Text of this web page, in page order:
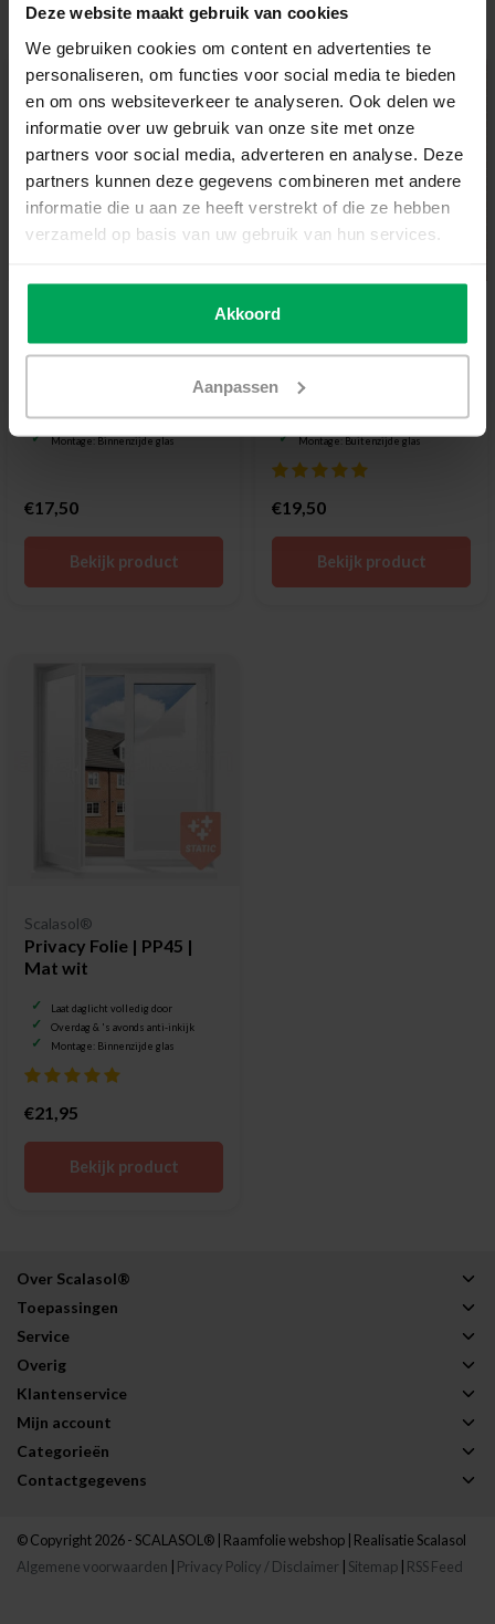
Deze website maakt gebruik van cookies
We gebruiken cookies om content en advertenties te
personaliseren, om functies voor social media te bieden
en om ons websiteverkeer te analyseren. Ook delen we
informatie over uw gebruik van onze site met onze
partners voor social media, adverteren en analyse. Deze
partners kunnen deze gegevens combineren met andere
informatie die u aan ze heeft verstrekt of die ze hebben
verzameld op basis van uw gebruik van hun services.
Akkoord
Aanpassen
Motief Privacy
Raamfolie | MR20 |
Laat daglicht volledig door
Montage: Binnenzijde glas
€17,50
Bekijk product
Scalasol®
Privacy Folie | P1WV |
Wit | Eenrichtingszicht
Geperforeerde raamfolie
Montage: Buitenzijde glas
€19,50
Bekijk product
Scalasol®
Privacy Folie | PP45 |
Mat wit
Laat daglicht volledig door
Overdag & 's avonds anti-inkijk
Montage: Binnenzijde glas
€21,95
Bekijk product
Over Scalasol®
Toepassingen
Service
Overig
Klantenservice
Mijn account
Categorieën
Contactgegevens
© Copyright 2026 - SCALASOL® | Raamfolie webshop | Realisatie Scalasol
Algemene voorwaarden
Privacy Policy / Disclaimer Sitemap RSS Feed